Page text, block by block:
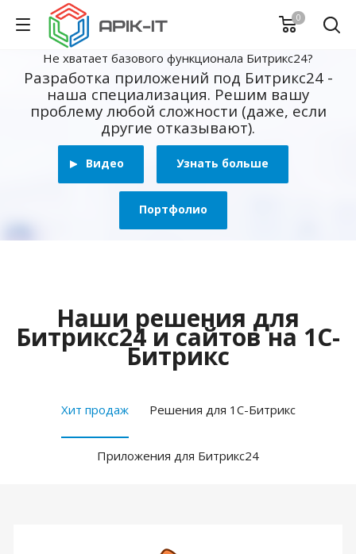
0
Не хватает базового функционала Битрикс24?
Разработка приложений под Битрикс24 -
наша специализация. Решим вашу
проблему любой сложности (даже, если
другие отказывают).
Видео Узнать больше
Портфолио
Наши решения для
Битрикс24 и сайтов на 1С-
Битрикс
Хит продаж Решения для 1С-Битрикс
Приложения для Битрикс24